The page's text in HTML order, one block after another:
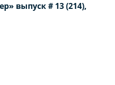
выпуск # 13 (214),